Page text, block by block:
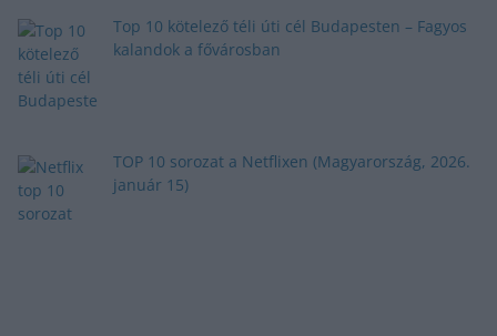
Top 10 kötelező téli úti cél Budapesten – Fagyos
kalandok a fővárosban
TOP 10 sorozat a Netflixen (Magyarország, 2026.
január 15)